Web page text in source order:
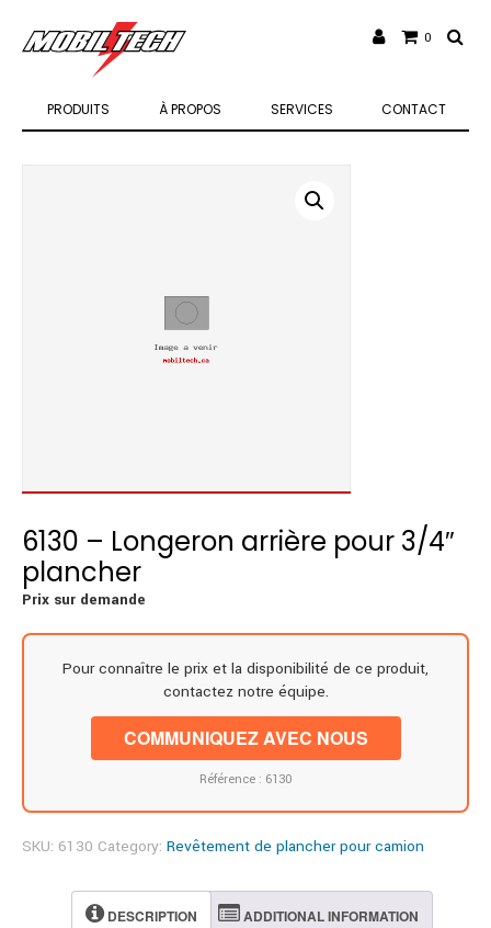
PRODUITS À PROPOS SERVICES CONTACT
0
6130 – Longeron arrière pour 3/4″
plancher
Prix sur demande
Pour connaître le prix et la disponibilité de ce produit,
contactez notre équipe.
COMMUNIQUEZ AVEC NOUS
Référence : 6130
SKU: 6130 Category: Revêtement de plancher pour camion
DESCRIPTION ADDITIONAL INFORMATION